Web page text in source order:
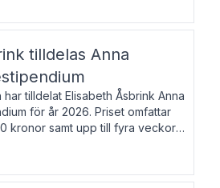
professor i grekis
tilldelas Anna
tilldelat Elisabeth Åsbrink Anna
för år 2026. Priset omfattar
kronor samt upp till fyra veckors
lägenhet i Berlin. Elisabeth